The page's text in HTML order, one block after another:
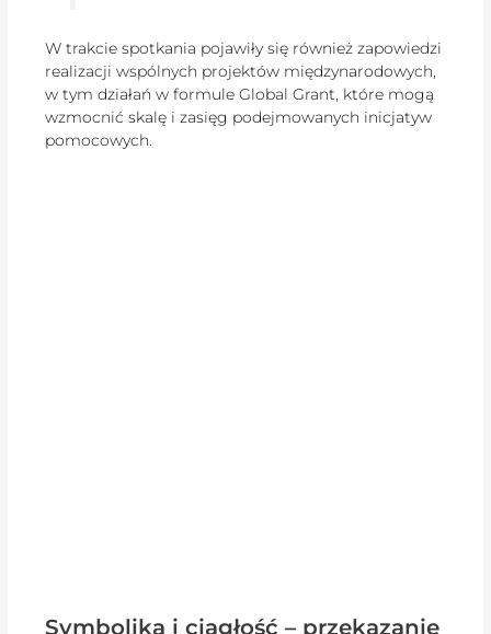
W trakcie spotkania pojawiły się również zapowiedzi
realizacji wspólnych projektów międzynarodowych,
w tym działań w formule Global Grant, które mogą
wzmocnić skalę i zasięg podejmowanych inicjatyw
pomocowych.
Symbolika i ciągłość – przekazanie